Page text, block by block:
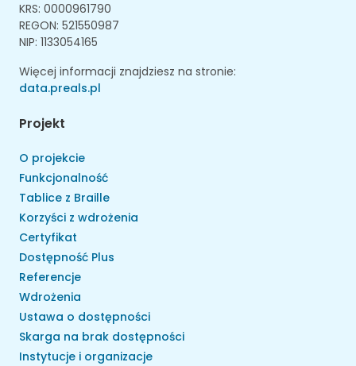
KRS: 0000961790
REGON: 521550987
NIP: 1133054165
Więcej informacji znajdziesz na stronie:
data.preals.pl
Projekt
O projekcie
Funkcjonalność
Tablice z Braille
Korzyści z wdrożenia
Certyfikat
Dostępność Plus
Referencje
Wdrożenia
Ustawa o dostępności
Skarga na brak dostępności
Instytucje i organizacje